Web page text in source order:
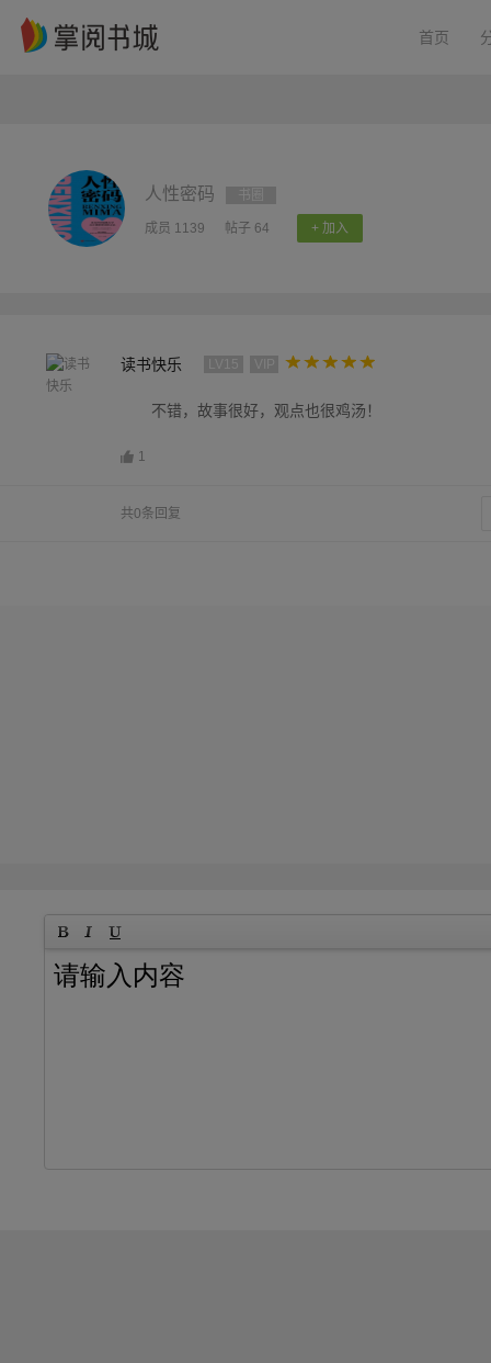
首页
人性密码
成员 1139 帖子 64 + 加入
读书快乐
不错，故事很好，观点也很鸡汤！
1
共0条回复